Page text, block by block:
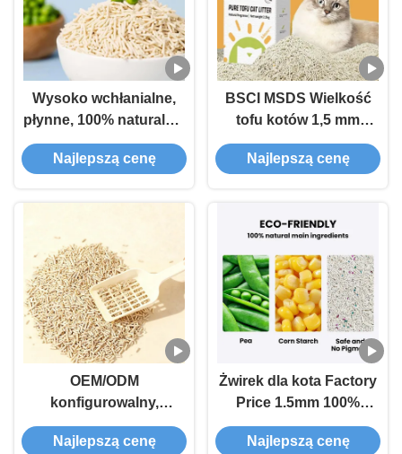
Wysoko wchłanialne,
płynne, 100% naturalne,
przyjazne dla
środowiska, koty z tofu
Najlepszą cenę
BSCI MSDS Wielkość
tofu kotów 1,5 mm
Wielkość mała tofu
piasek
Najlepszą cenę
OEM/ODM
konfigurowalny,
bezpyłowy żwirek dla
kota, biodegradowalny,
Najlepszą cenę
Żwirek dla kota Factory
Price 1.5mm 100%
Ekologiczny Naturalny
Spłukiwalny Czysty
Najlepszą cenę